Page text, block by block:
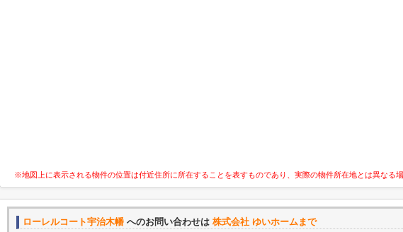
※地図上に表示される物件の位置は付近住所に所在することを表すものであり、実際の物件所在地とは異なる場
ローレルコート宇治木幡 へのお問い合わせは 株式会社 ゆいホームまで